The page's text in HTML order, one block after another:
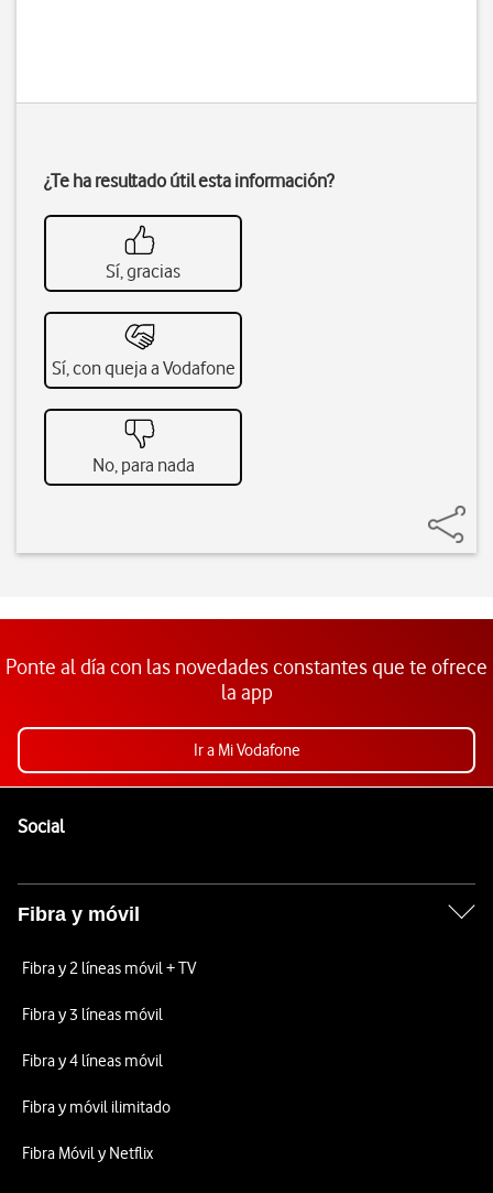
¿Te ha resultado útil esta información?
Sí, gracias
Sí, con queja a Vodafone
No, para nada
Ponte al día con las novedades constantes que te ofrece
la app
Ir a Mi Vodafone
SocialEnlaces a las redes sociales de Vodafone
Fibra y móvil
Fibra y 2 líneas móvil + TV
Fibra y 3 líneas móvil
Fibra y 4 líneas móvil
Fibra y móvil ilimitado
Fibra Móvil y Netflix